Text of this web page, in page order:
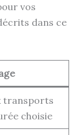
vos
dans ce
transports
choisie